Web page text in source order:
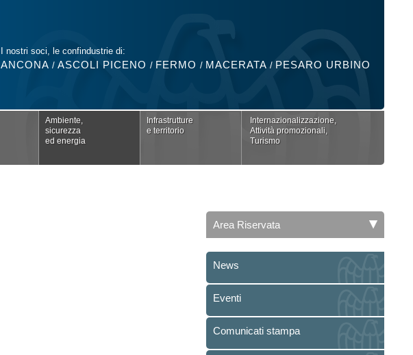
I nostri soci, le confindustrie di:
ANCONA / ASCOLI PICENO / FERMO / MACERATA / PESARO URBINO
Ambiente,
sicurezza
ed energia
Infrastrutture
e territorio
Internazionalizzazione,
Attività promozionali,
Turismo
Area Riservata
News
Eventi
Comunicati stampa